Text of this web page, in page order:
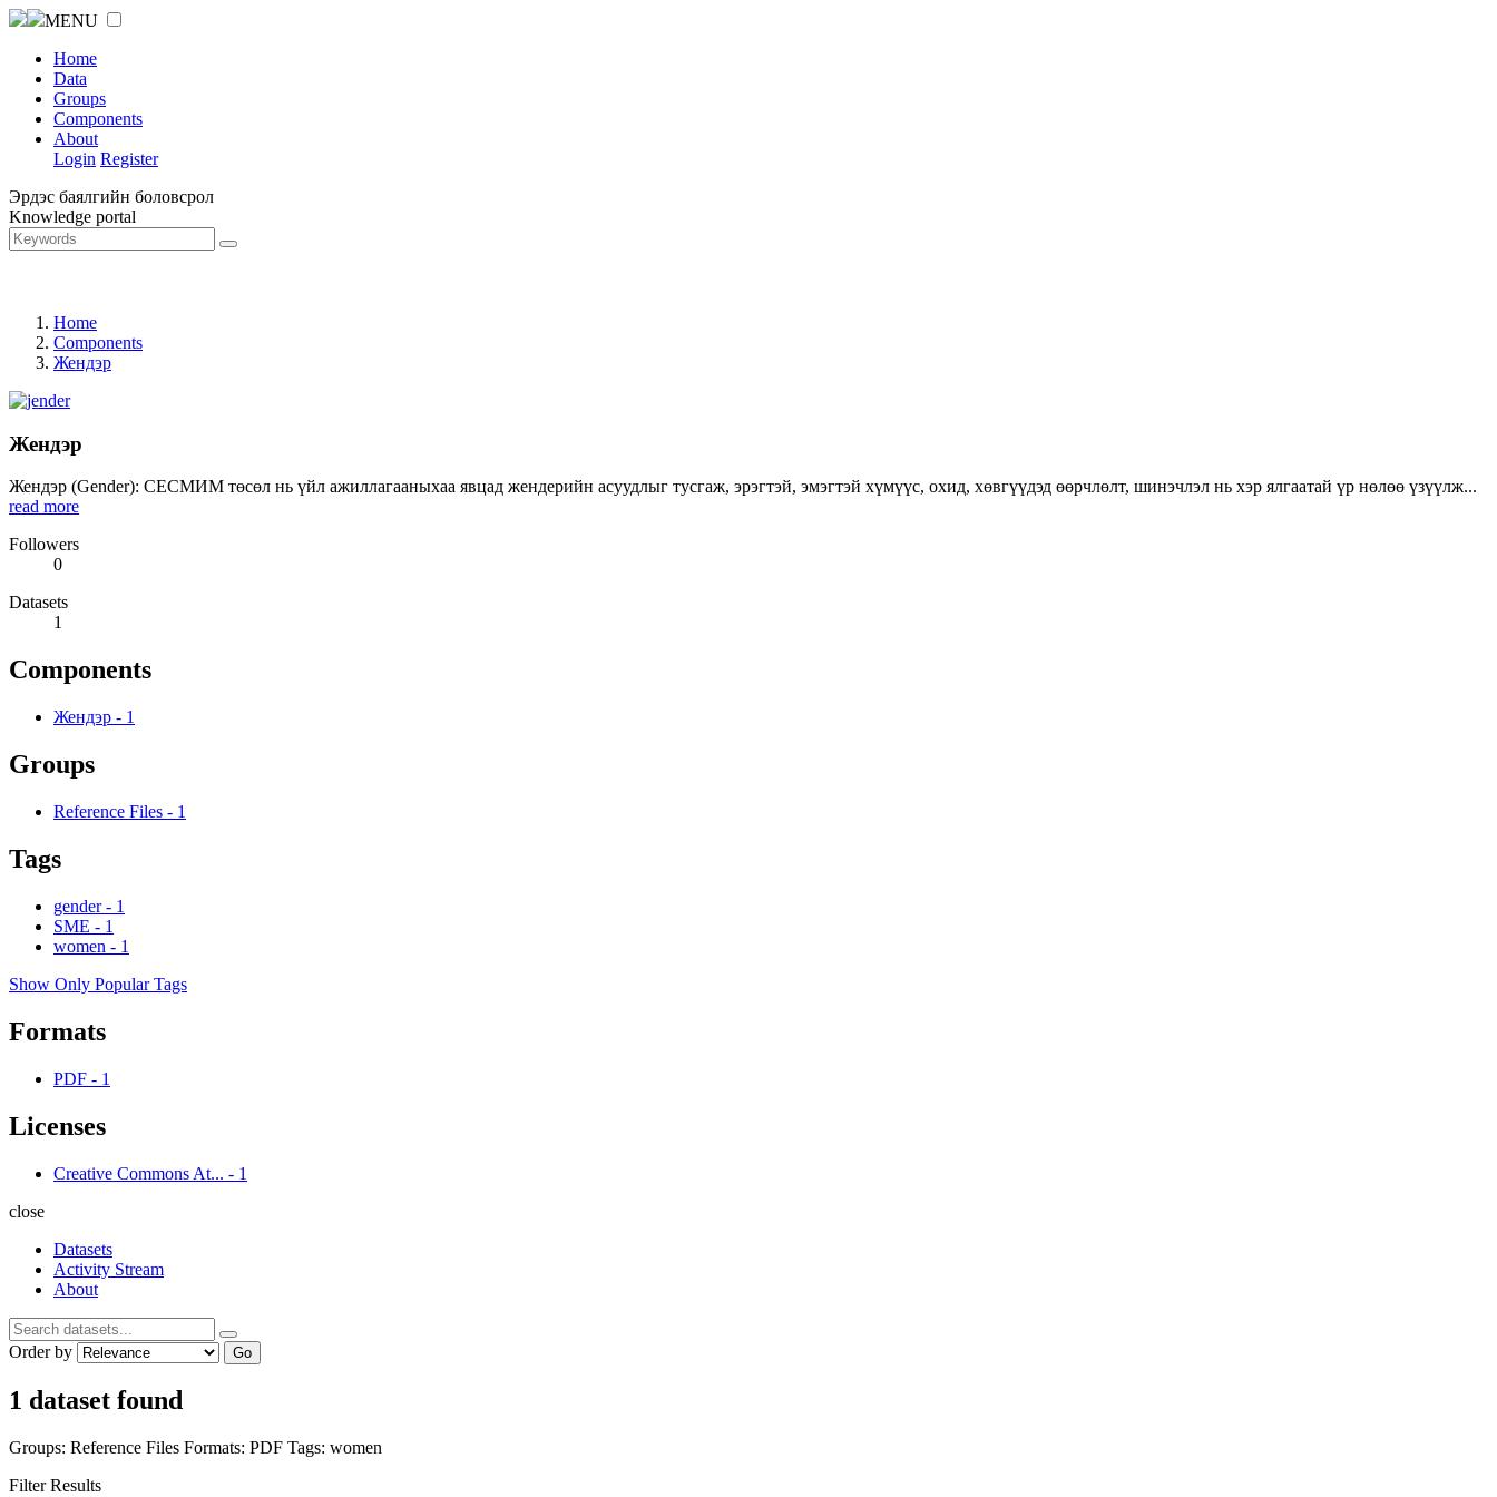
MENU
Home
Data
Groups
Components
About
Login Register
Эрдэс баялгийн боловсрол
Knowledge portal
Home
Components
Жендэр
Жендэр
Жендэр (Gender): СЕСМИМ төсөл нь үйл ажиллагааныхаа явцад жендерийн асуудлыг тусгаж, эрэгтэй, эмэгтэй хүмүүс, охид, хөвгүүдэд өөрчлөлт, шинэчлэл нь хэр ялгаатай үр нөлөө үзүүлж...
read more
Followers
0
Datasets
1
Components
Жендэр - 1
Groups
Reference Files - 1
Tags
gender - 1
SME - 1
women - 1
Show Only Popular Tags
Formats
PDF - 1
Licenses
Creative Commons At... - 1
close
Datasets
Activity Stream
About
Order by Go
1 dataset found
Groups: Reference Files Formats: PDF Tags: women
Filter Results